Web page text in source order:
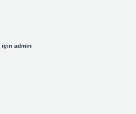
için admin